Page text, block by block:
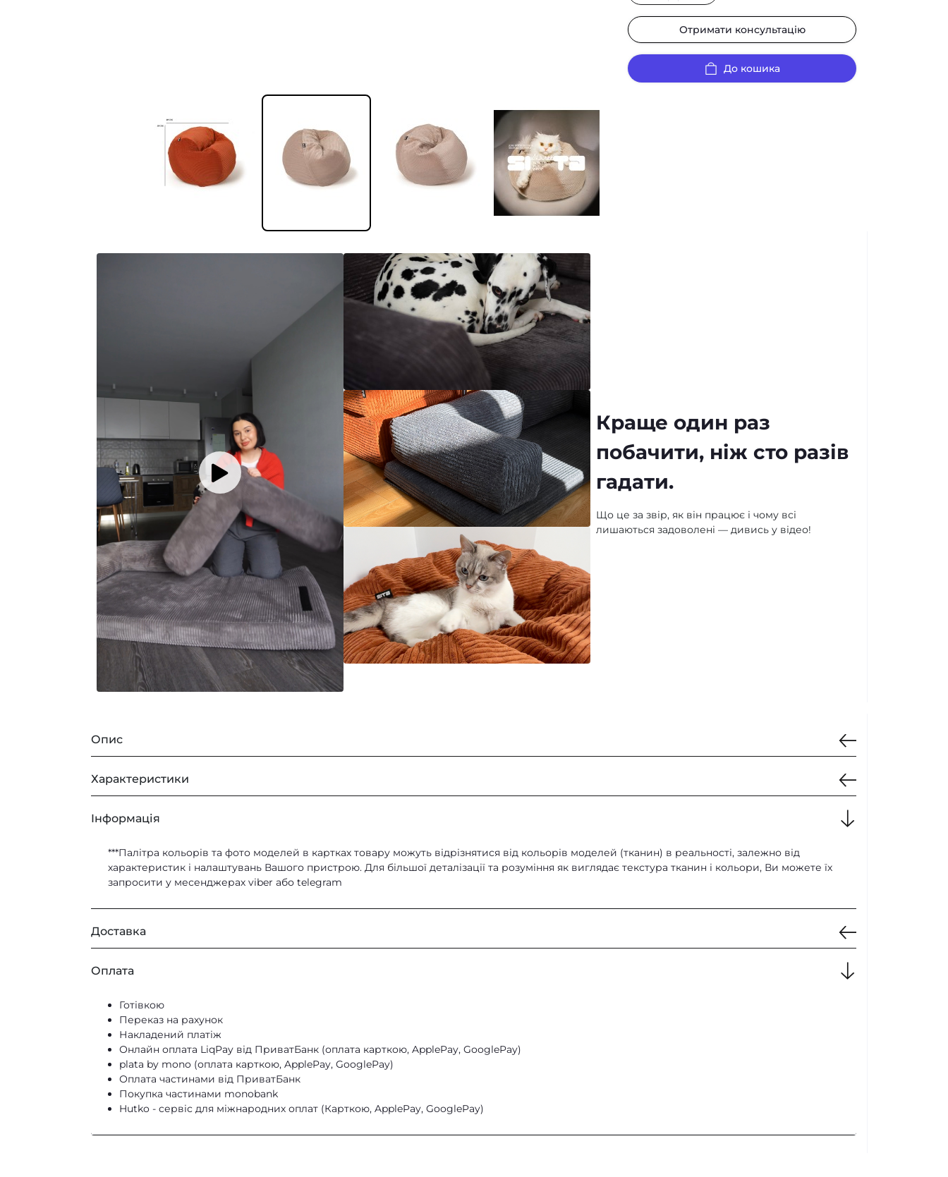
Отримати консультацію
До кошика
Опис
Hmarynka
Висота 50 см;
ВНУТРІШНІЙ НАПОВНЮВАЧ:
Характеристики
РОЗМІР
Розмір Діаметр: 80 см / Висота: 50 см
ТКАНИНИ
Iнформація
***Палітра кольорів та фото моделей в картках товару можуть відрізнятися від кольорів моделей (тканин) в реальності, залежно від
характеристик і налаштувань Вашого пристрою. Для більшої деталізації та розуміння як виглядає текстура тканин і кольори, Ви можете їх
запросити у месенджерах viber або telegram
Доставка
Кур’єром по Києву
Nova Post Europa
DHL
Оплата
Готівкою
Переказ на рахунок
Накладений платіж
Онлайн оплата LiqPay від ПриватБанк (оплата карткою, ApplePay, GooglePay)
plata by mono (оплата карткою, ApplePay, GooglePay)
Оплата частинами від ПриватБанк
Покупка частинами monobank
Hutko - cервіс для міжнародних оплат (Карткою, ApplePay, GooglePay)
Краще один раз
побачити, ніж сто разів
гадати.
Що це за звір, як він працює і чому всі
лишаються задоволені — дивись у відео!